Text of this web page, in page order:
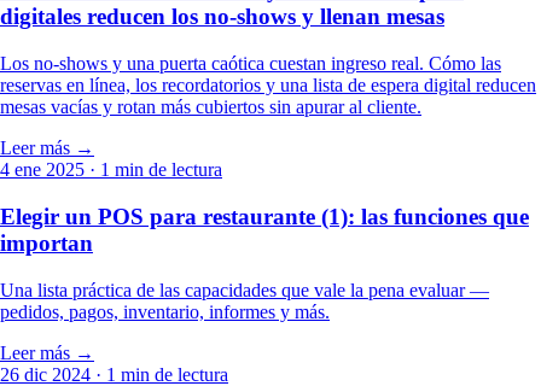
digitales reducen los no-shows y llenan mesas
Los no-shows y una puerta caótica cuestan ingreso real. Cómo las
reservas en línea, los recordatorios y una lista de espera digital reducen
mesas vacías y rotan más cubiertos sin apurar al cliente.
Leer más →
4 ene 2025 · 1 min de lectura
Elegir un POS para restaurante (1): las funciones que
importan
Una lista práctica de las capacidades que vale la pena evaluar —
pedidos, pagos, inventario, informes y más.
Leer más →
26 dic 2024 · 1 min de lectura